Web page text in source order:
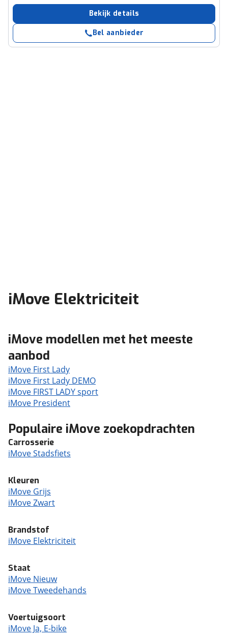
Bekijk details
Bel aanbieder
iMove Elektriciteit
iMove modellen met het meeste
aanbod
iMove First Lady
iMove First Lady DEMO
iMove FIRST LADY sport
iMove President
Populaire iMove zoekopdrachten
Carrosserie
iMove Stadsfiets
Kleuren
iMove Grijs
iMove Zwart
Brandstof
iMove Elektriciteit
Staat
iMove Nieuw
iMove Tweedehands
Voertuigsoort
iMove Ja, E-bike